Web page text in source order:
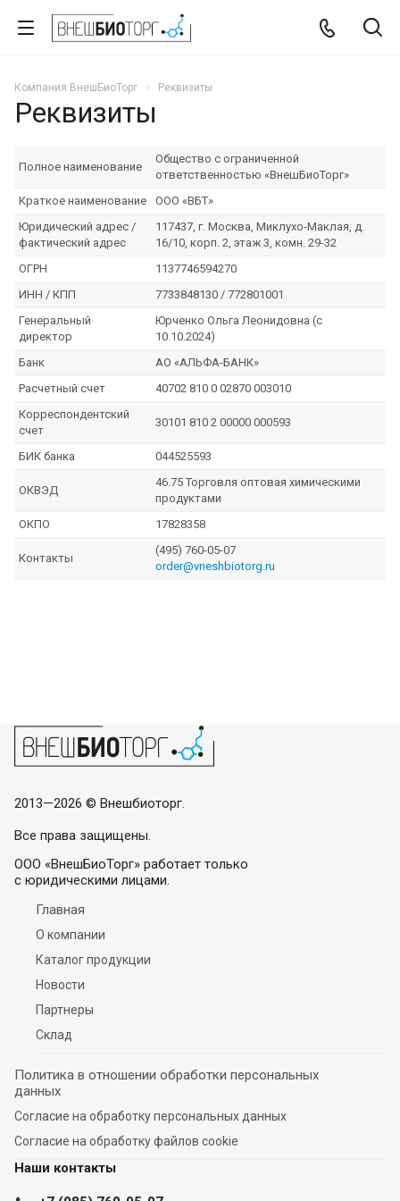
Компания ВнешБиоТорг Реквизиты
Реквизиты
Полное наименование
Общество с ограниченной
ответственностью «ВнешБиоТорг»
Краткое наименование
ООО «ВБТ»
Юридический адрес /
фактический адрес
117437, г. Москва, Миклухо-Маклая, д.
16/10, корп. 2, этаж 3, комн. 29-32
ОГРН
1137746594270
ИНН / КПП
7733848130 / 772801001
Генеральный
директор
Юрченко Ольга Леонидовна (с
10.10.2024)
Банк
АО «АЛЬФА-БАНК»
Расчетный счет
40702 810 0 02870 003010
Корреспондентский
счет
30101 810 2 00000 000593
БИК банка 044525593
ОКВЭД
46.75 Торговля оптовая химическими
продуктами
ОКПО
17828358
Контакты
(495) 760-05-07
order@vneshbiotorg.ru
2013—2026 © Внешбиоторг.
Все права защищены.
ООО «ВнешБиоТорг» работает только
с юридическими лицами.
Главная
О компании
Каталог продукции
Новости
Партнеры
Склад
Политика в отношении обработки персональных
данных
Согласие на обработку персональных данных
Согласие на обработку файлов cookie
Наши контакты